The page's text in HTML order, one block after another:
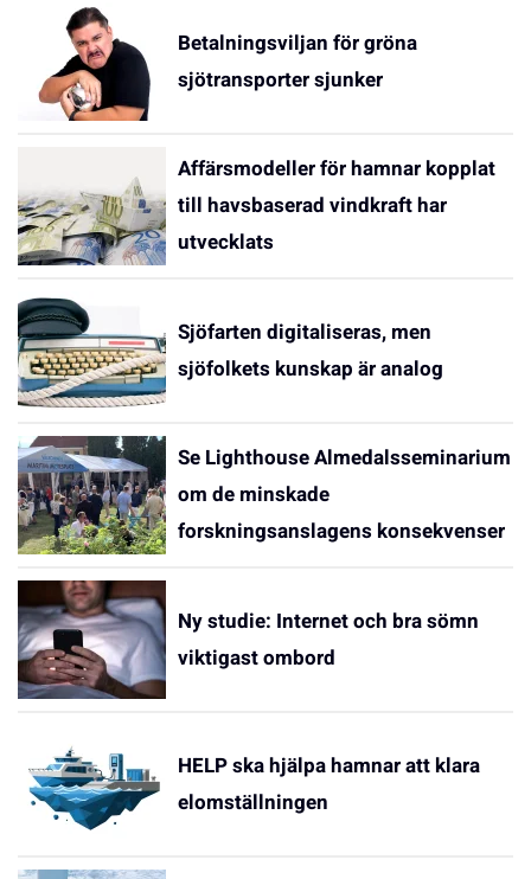
Betalningsviljan för gröna
sjötransporter sjunker
Affärsmodeller för hamnar kopplat
till havsbaserad vindkraft har
utvecklats
Sjöfarten digitaliseras, men
sjöfolkets kunskap är analog
Se Lighthouse Almedalsseminarium
om de minskade
forskningsanslagens konsekvenser
Ny studie: Internet och bra sömn
viktigast ombord
HELP ska hjälpa hamnar att klara
elomställningen